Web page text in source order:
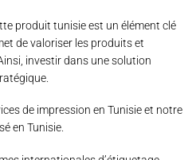
produit tunisie est un élément clé
de valoriser les produits et
investir dans une solution
de impression en Tunisieet notre
en Tunisie.